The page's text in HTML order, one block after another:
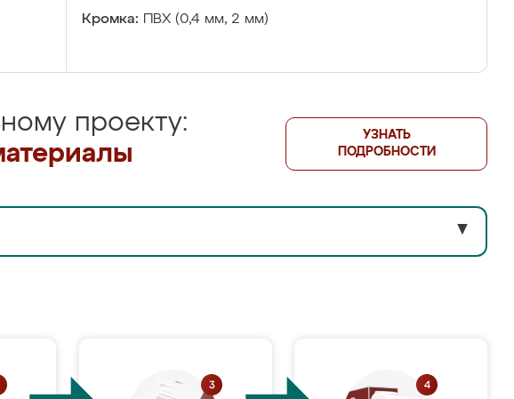
Кромка: ПВХ (0,4 мм, 2 мм)
проекту:
УЗНАТЬ
ПОДРОБНОСТИ
▼